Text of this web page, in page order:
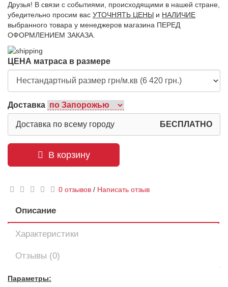
Друзья! В связи с событиями, происходящими в нашей стране,
убедительно просим вас УТОЧНЯТЬ ЦЕНЫ и НАЛИЧИЕ
выбранного товара у менеджеров магазина ПЕРЕД
ОФОРМЛЕНИЕМ ЗАКАЗА.
ЦЕНА матраса в размере
Доставка
Доставка по всему городу БЕСПЛАТНО
В корзину
0 отзывов / Написать отзыв
Описание
Характеристики
Отзывы (0)
Параметры: